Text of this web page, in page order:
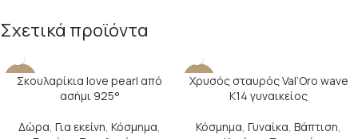
Σχετικά προϊόντα
-29%
Σκουλαρίκια love pearl από
ασήμι 925°
Δώρα, Για εκείνη, Κόσμημα,
-22%
Χρυσός σταυρός Val’Oro wave
Κ14 γυναικείος
Κόσμημα, Γυναίκα, Βάπτιση,